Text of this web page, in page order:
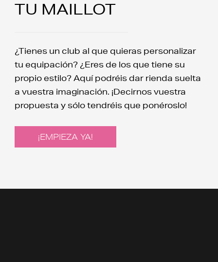
TU MAILLOT
¿Tienes un club al que quieras personalizar
tu equipación? ¿Eres de los que tiene su
propio estilo? Aquí podréis dar rienda suelta
a vuestra imaginación. ¡Decirnos vuestra
propuesta y sólo tendréis que ponéroslo!
¡EMPIEZA YA!